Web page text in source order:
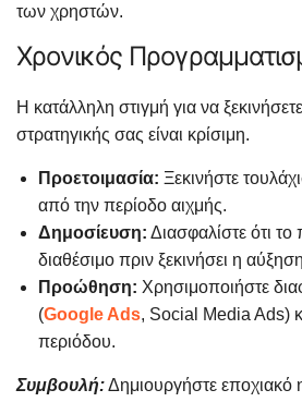
των χρηστών.
Χρονικός
Η κατάλληλη στιγμή για να
στρατηγικής σας είναι κρίσιμη.
Προετοιμασία: Ξεκινήστε
από την περίοδο αιχμής.
Δημοσίευση: Διασφαλίστε ότι το
διαθέσιμο πριν ξεκινήσει η
Προώθηση: Χρησιμοποιήστε
(Google Ads, Social Media Ads)
περιόδου.
Συμβουλή:Δημιουργήστε εποχιακό